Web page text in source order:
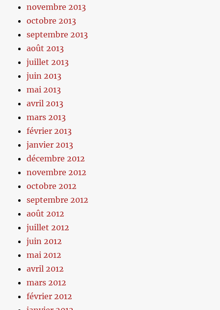
novembre 2013
octobre 2013
septembre 2013
août 2013
juillet 2013
juin 2013
mai 2013
avril 2013
mars 2013
février 2013
janvier 2013
décembre 2012
novembre 2012
octobre 2012
septembre 2012
août 2012
juillet 2012
juin 2012
mai 2012
avril 2012
mars 2012
février 2012